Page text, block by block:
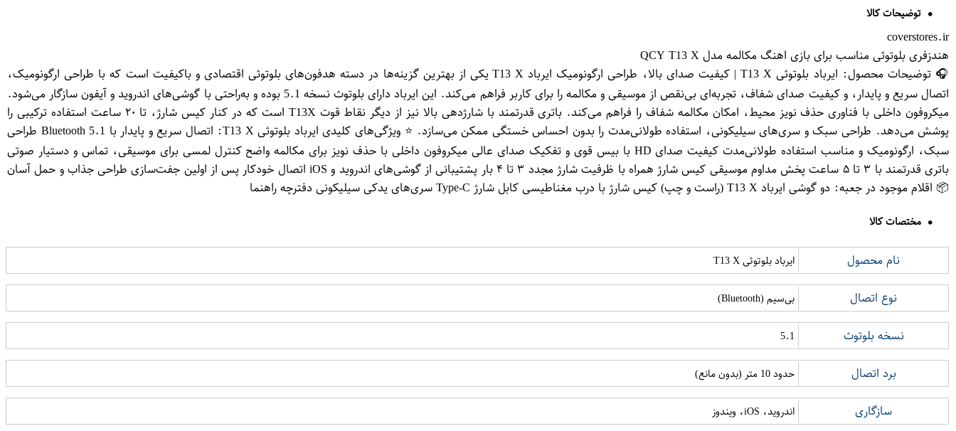
توضیحات کالا
coverstores.ir
هندزفری بلوتوثی مناسب برای بازی اهنگ مکالمه مدل QCY T13 X
🎧 توضیحات محصول: ایرباد بلوتوثی T13 X | کیفیت صدای بالا، طراحی ارگونومیک ایرباد T13 X یکی از بهترین گزینه‌ها در دسته هدفون‌های بلوتوثی اقتصادی و باکیفیت است که با طراحی ارگونومیک،
اتصال سریع و پایدار، و کیفیت صدای شفاف، تجربه‌ای بی‌نقص از موسیقی و مکالمه را برای کاربر فراهم می‌کند. این ایرباد دارای بلوتوث نسخه 5.1 بوده و به‌راحتی با گوشی‌های اندروید و آیفون سازگار می‌شود.
میکروفون داخلی با فناوری حذف نویز محیط، امکان مکالمه شفاف را فراهم می‌کند. باتری قدرتمند با شارژدهی بالا نیز از دیگر نقاط قوت T13X است که در کنار کیس شارژ، تا ۲۰ ساعت استفاده ترکیبی را
پوشش می‌دهد. طراحی سبک و سری‌های سیلیکونی، استفاده طولانی‌مدت را بدون احساس خستگی ممکن می‌سازد. ⭐ ویژگی‌های کلیدی ایرباد بلوتوثی T13 X: اتصال سریع و پایدار با Bluetooth 5.1 طراحی
سبک، ارگونومیک و مناسب استفاده طولانی‌مدت کیفیت صدای HD با بیس قوی و تفکیک صدای عالی میکروفون داخلی با حذف نویز برای مکالمه واضح کنترل لمسی برای موسیقی، تماس و دستیار صوتی
باتری قدرتمند با ۳ تا ۵ ساعت پخش مداوم موسیقی کیس شارژ همراه با ظرفیت شارژ مجدد ۳ تا ۴ بار پشتیبانی از گوشی‌های اندروید و iOS اتصال خودکار پس از اولین جفت‌سازی طراحی جذاب و حمل آسان
📦 اقلام موجود در جعبه: دو گوشی ایرباد T13 X (راست و چپ) کیس شارژ با درب مغناطیسی کابل شارژ Type-C سری‌های یدکی سیلیکونی دفترچه راهنما
مختصات کالا
نام محصول ایرباد بلوتوثی T13 X
نوع اتصال بی‌سیم (Bluetooth)
نسخه بلوتوث 5.1
برد اتصال حدود 10 متر (بدون مانع)
سازگاری اندروید، iOS، ویندوز